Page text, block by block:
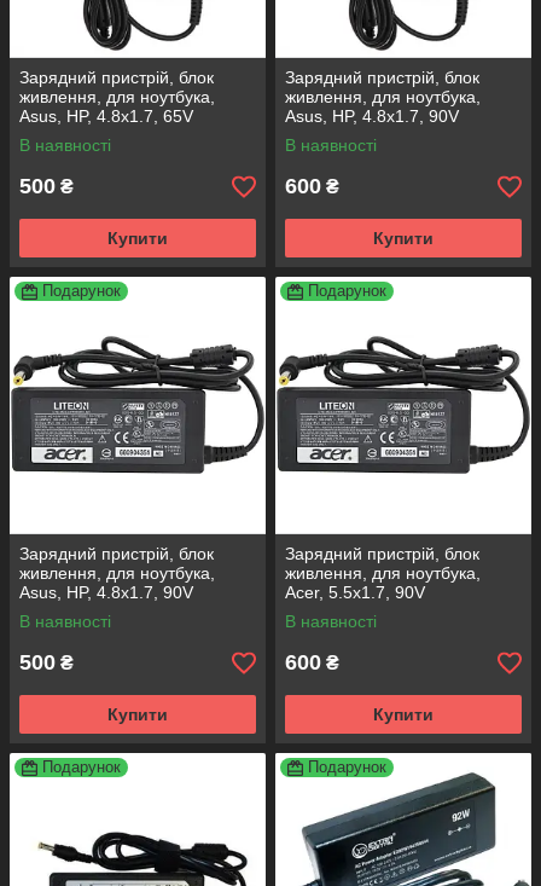
Зарядний пристрій, блок
живлення, для ноутбука,
Asus, HP, 4.8x1.7, 65V
В наявності
500 ₴
Купити
Зарядний пристрій, блок
живлення, для ноутбука,
Asus, HP, 4.8x1.7, 90V
В наявності
600 ₴
Купити
Подарунок
Зарядний пристрій, блок
живлення, для ноутбука,
Asus, HP, 4.8x1.7, 90V
В наявності
500 ₴
Купити
Подарунок
Зарядний пристрій, блок
живлення, для ноутбука,
Acer, 5.5x1.7, 90V
В наявності
600 ₴
Купити
Подарунок Подарунок